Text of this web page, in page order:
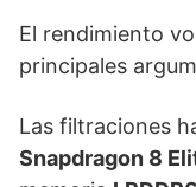
El rendimiento
principales
Las filtraciones
Snapdragon 8